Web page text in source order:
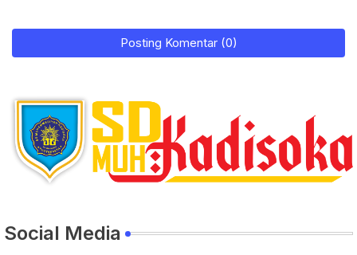
Posting Komentar (0)
Social Media